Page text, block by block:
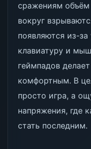
сражениям объём
вокруг
появляются из-за
клавиатуру и
геймпадов
комфортным. В
просто игра, а
напряжения, где
стать последним.